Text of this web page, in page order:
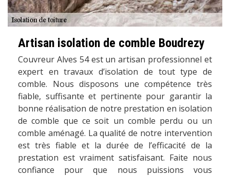
Artisan isolation de comble Boudrezy
Couvreur Alves 54 est un artisan professionnel et
expert en travaux d’isolation de tout type de
comble. Nous disposons une compétence très
fiable, suffisante et pertinente pour garantir la
bonne réalisation de notre prestation en isolation
de comble que ce soit un comble perdu ou un
comble aménagé. La qualité de notre intervention
est très fiable et la durée de l’efficacité de la
prestation est vraiment satisfaisant. Faite nous
confiance pour que nous puissions vous